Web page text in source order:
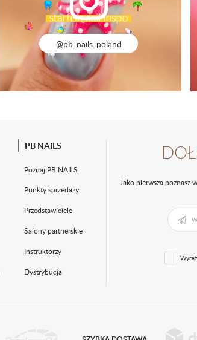
@pb_nails_poland
PB NAILS
Poznaj PB NAILS
Punkty sprzedaży
Przedstawiciele
Salony partnerskie
Instruktorzy
Dystrybucja
Jako pierwsza poznasz